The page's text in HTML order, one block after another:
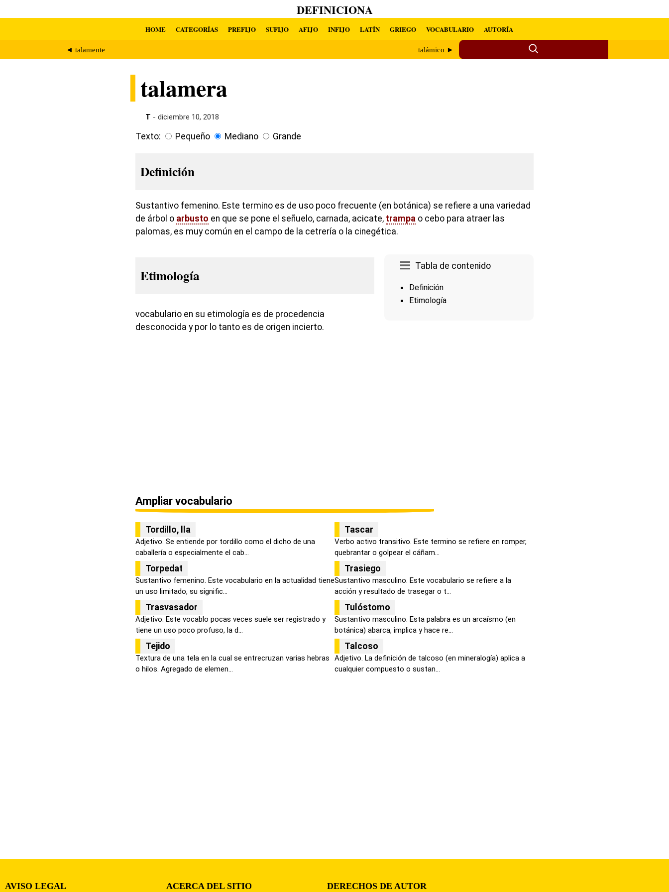
DEFINICIONA
HOME CATEGORÍAS PREFIJO SUFIJO AFIJO INFIJO LATÍN GRIEGO VOCABULARIO AUTORÍA
◄ talamente talámico ►
talamera
T - diciembre 10, 2018
Texto: Pequeño Mediano Grande
Definición
Sustantivo femenino. Este termino es de uso poco frecuente (en botánica) se refiere a una variedad
de árbol o arbusto en que se pone el señuelo, carnada, acicate, trampa o cebo para atraer las
palomas, es muy común en el campo de la cetrería o la cinegética.
Tabla de contenido
Definición
Etimología
Etimología
vocabulario en su etimología es de procedencia
desconocida y por lo tanto es de origen incierto.
Ampliar vocabulario
Tordillo, lla
Adjetivo. Se entiende por tordillo como el dicho de una
caballería o especialmente el cab...
Tascar
Verbo activo transitivo. Este termino se refiere en romper,
quebrantar o golpear el cáñam...
Torpedat
Sustantivo femenino. Este vocabulario en la actualidad tiene
un uso limitado, su signific...
Trasiego
Sustantivo masculino. Este vocabulario se refiere a la
acción y resultado de trasegar o t...
Trasvasador
Adjetivo. Este vocablo pocas veces suele ser registrado y
tiene un uso poco profuso, la d...
Tulóstomo
Sustantivo masculino. Esta palabra es un arcaísmo (en
botánica) abarca, implica y hace re...
Tejido
Textura de una tela en la cual se entrecruzan varias hebras
o hilos. Agregado de elemen...
Talcoso
Adjetivo. La definición de talcoso (en mineralogía) aplica a
cualquier compuesto o sustan...
AVISO LEGAL ACERCA DEL SITIO DERECHOS DE AUTOR